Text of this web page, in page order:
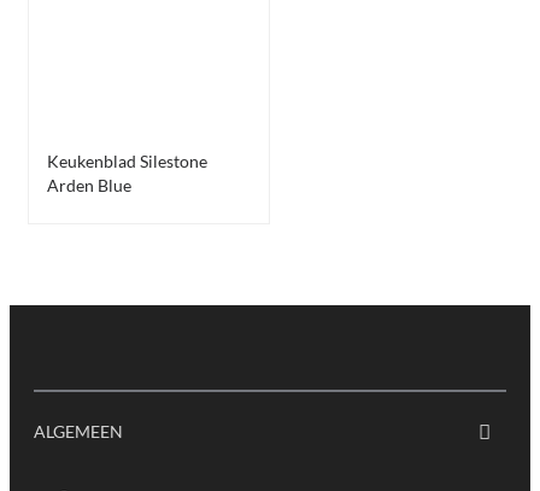
Keukenblad Silestone
Arden Blue
ALGEMEEN